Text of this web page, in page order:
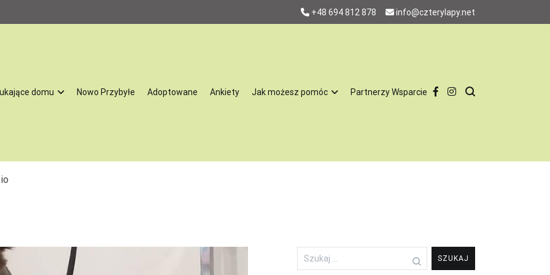
+48 694 812 878 info@czterylapy.net
skrzywdził człowiek. Zajmujemy się szukaniem psom i kotom nowych, odpowiedzialnych domów, nie chcemy by latami tkwiły w schronisku.
domu Nowo Przybyłe Adoptowane Ankiety Jak możesz pomóc Partnerzy Wsparcie
Szukaj: